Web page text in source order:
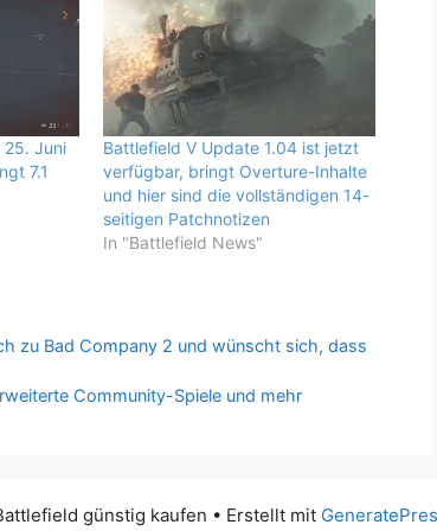
Juni
7.1
Battlefield V Update 1.04 ist jetzt
verfügbar, bringt Overture-Inhalte
und hier sind die vollständigen 14-
seitigen Patchnotizen
In "Battlefield News"
zu Bad Company 2 und wünscht sich, dass
Community-Spiele und mehr
günstig kaufen • Erstellt mit